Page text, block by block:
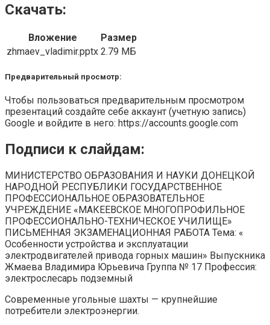
Скачать:
Вложение
Размер
zhmaev_vladimir.pptx 2.79 МБ
Предварительный просмотр:
Чтобы пользоваться предварительным просмотром
презентаций создайте себе аккаунт (учетную запись)
Google и войдите в него: https://accounts.google.com
Подписи к слайдам:
МИНИСТЕРСТВО ОБРАЗОВАНИЯ И НАУКИ ДОНЕЦКОЙ
НАРОДНОЙ РЕСПУБЛИКИ ГОСУДАРСТВЕННОЕ
ПРОФЕССИОНАЛЬНОЕ ОБРАЗОВАТЕЛЬНОЕ
УЧРЕЖДЕНИЕ «МАКЕЕВСКОЕ МНОГОПРОФИЛЬНОЕ
ПРОФЕССИОНАЛЬНО-ТЕХНИЧЕСКОЕ УЧИЛИЩЕ»
ПИСЬМЕННАЯ ЭКЗАМЕНАЦИОННАЯ РАБОТА Тема: «
Особенности устройства и эксплуатации
электродвигателей привода горных машин» Выпускника
Жмаева Владимира Юрьевича Группа № 17 Профессия:
электрослесарь подземный
Современные угольные шахты — крупнейшие
потребители электроэнергии.